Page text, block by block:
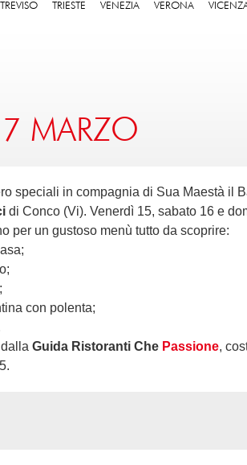
TREVISO TRIESTE VENEZIA VERONA
MARZO
speciali in compagnia di Sua Maestà il
di Conco (Vi). Venerdì 15, sabato 16 e
per un gustoso menù tutto da scoprire:
con polenta;
Guida Ristoranti Che Passione,